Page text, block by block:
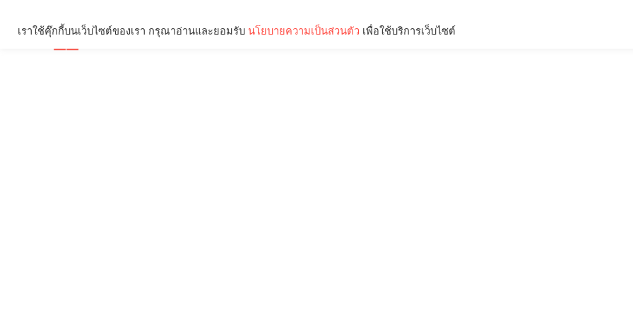
เราใช้คุ๊กกี้บนเว็บไซต์ของเรา กรุณาอ่านและยอมรับ นโยบายความเป็นส่วนตัว เพื่อใช้บริการเว็บไซต์